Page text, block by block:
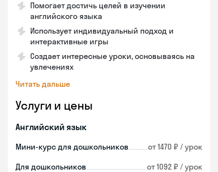
Помогает достичь целей в изучении
английского языка
Использует индивидуальный подход и
интерактивные игры
Создает интересные уроки, основываясь на
увлечениях
Читать дальше
Услуги и цены
Английский язык
Мини-курс для дошкольников от 1470 ₽ / урок
Для дошкольников от 1092 ₽ / урок